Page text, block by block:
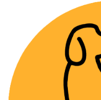
Despacho
$89.990(Válido
Lagos)
Home Farmacia
Apeticat - Jarabe